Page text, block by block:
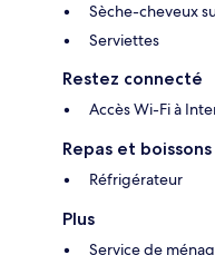
Sèche-cheveux
Serviettes
Restez connecté
Accès Wi-Fi à
Repas et boissons
Réfrigérateur
Plus
Service de